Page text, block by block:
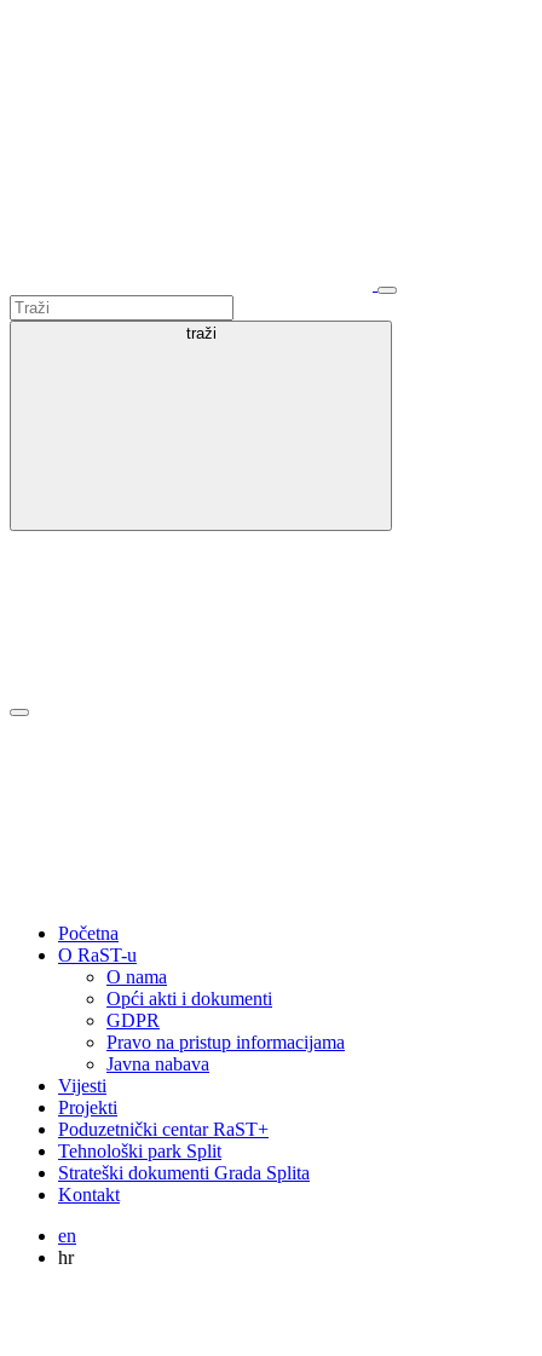
traži
Početna
O RaST-u
O nama
Opći akti i dokumenti
GDPR
Pravo na pristup informacijama
Javna nabava
Vijesti
Projekti
Poduzetnički centar RaST+
Tehnološki park Split
Strateški dokumenti Grada Splita
Kontakt
en
hr